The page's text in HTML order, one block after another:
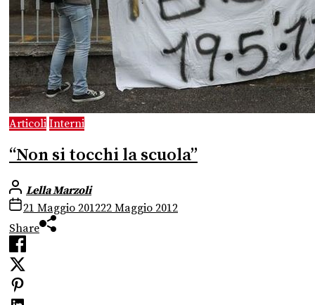
Articoli Interni
“Non si tocchi la scuola”
Lella Marzoli
21 Maggio 201222 Maggio 2012
Share